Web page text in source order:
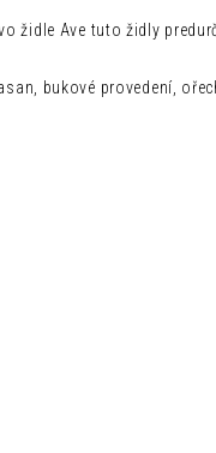
židle Ave tuto židly
bukové provedení,